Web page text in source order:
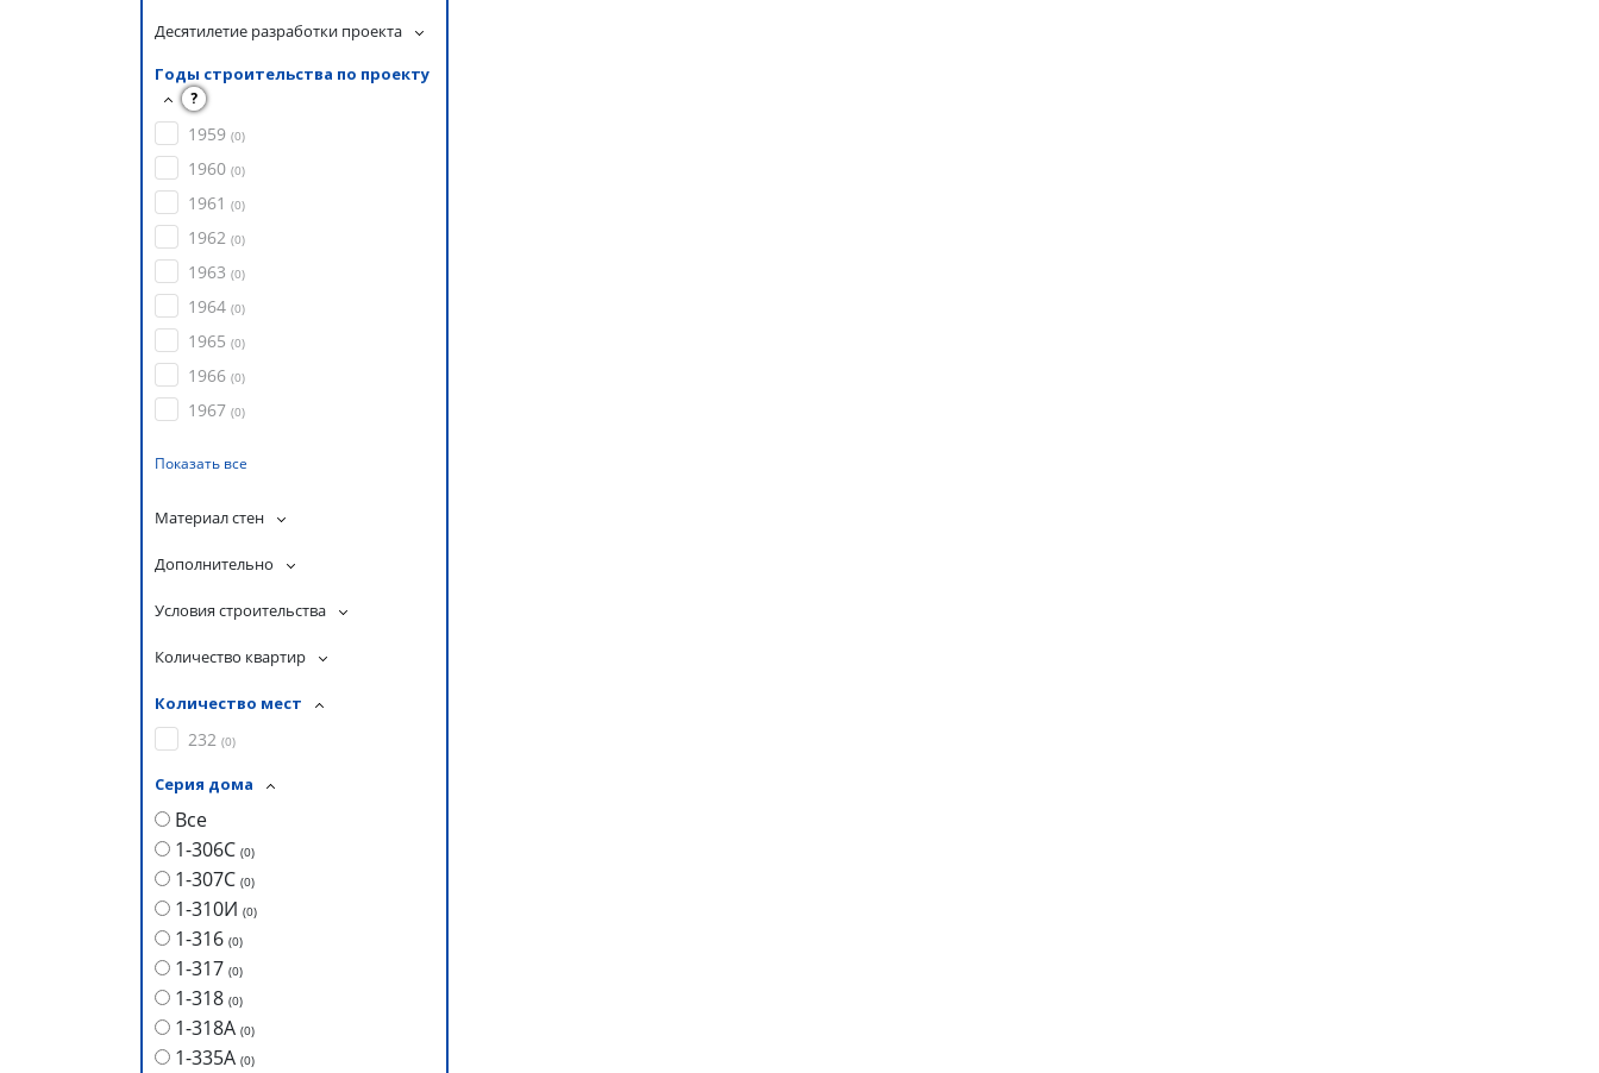
Десятилетие разработки проекта
Годы строительства по проекту
?
1959 (0)
1960 (0)
1961 (0)
1962 (0)
1963 (0)
1964 (0)
1965 (0)
1966 (0)
1967 (0)
Показать все
Материал стен
Дополнительно
Условия строительства
Количество квартир
Количество мест
232 (0)
Серия дома
Все
1-306С (0)
1-307С (0)
1-310И (0)
1-316 (0)
1-317 (0)
1-318 (0)
1-318А (0)
1-335А (0)